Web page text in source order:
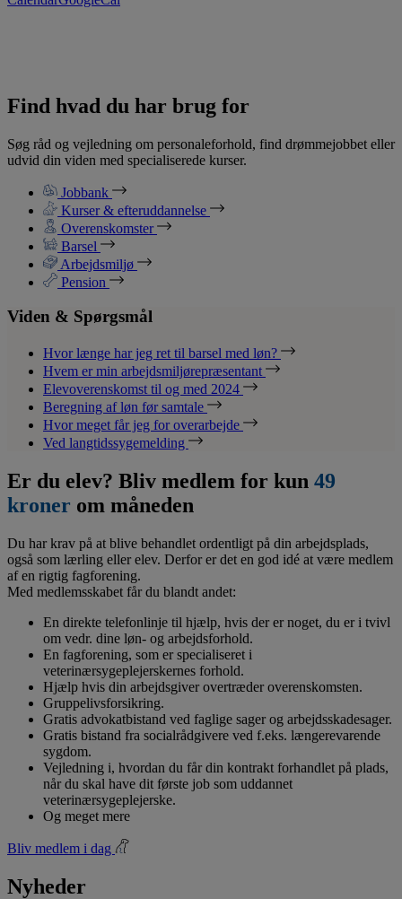
Find hvad du har brug for
Søg råd og vejledning om personaleforhold, find drømmejobbet eller
udvid din viden med specialiserede kurser.
Jobbank
Kurser & efteruddannelse
Overenskomster
Barsel
Arbejdsmiljø
Pension
Viden & Spørgsmål
Hvor længe har jeg ret til barsel med løn?
Hvem er min arbejdsmiljørepræsentant
Elevoverenskomst til og med 2024
Beregning af løn før samtale
Hvor meget får jeg for overarbejde
Ved langtidssygemelding
Er du elev? Bliv medlem for kun 49
kroner om måneden
Du har krav på at blive behandlet ordentligt på din arbejdsplads,
også som lærling eller elev. Derfor er det en god idé at være medlem
af en rigtig fagforening.
Med medlemsskabet får du blandt andet:
En direkte telefonlinje til hjælp, hvis der er noget, du er i tvivl
om vedr. dine løn- og arbejdsforhold.
En fagforening, som er specialiseret i
veterinærsygeplejerskernes forhold.
Hjælp hvis din arbejdsgiver overtræder overenskomsten.
Gruppelivsforsikring.
Gratis advokatbistand ved faglige sager og arbejdsskadesager.
Gratis bistand fra socialrådgivere ved f.eks. længerevarende
sygdom.
Vejledning i, hvordan du får din kontrakt forhandlet på plads,
når du skal have dit første job som uddannet
veterinærsygeplejerske.
Og meget mere
Bliv medlem i dag
Nyheder